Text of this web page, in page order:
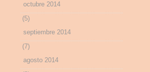
octubre 2014
(5)
septiembre 2014
(7)
agosto 2014